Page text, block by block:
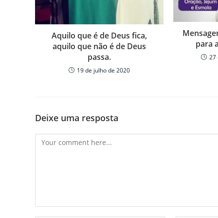
Aquilo que é de Deus fica,
aquilo que não é de Deus
passa.
19 de julho de 2020
para
27
Deixe uma resposta
Comment